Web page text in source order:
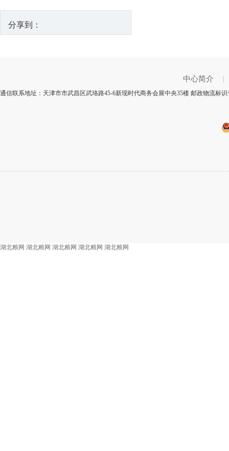
分享到：
中心简介
|
通信联系地址：天津市市武昌区武珞路45-6新现时代商务会展中央35楼 邮政物流标
湖北粮网 湖北粮网 湖北粮网 湖北粮网 湖北粮网